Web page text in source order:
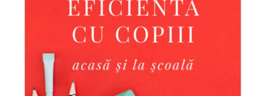
Manuale și Dicționare
Medicină și Sănătate
Practic. Casă și Grădina
Psihologie
Religie